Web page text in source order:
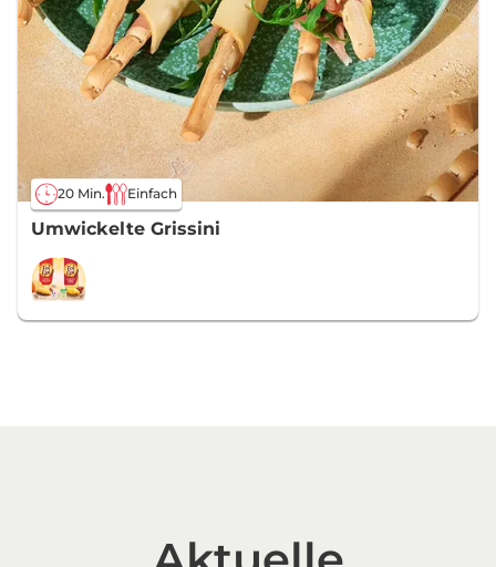
20 Min. Einfach
Umwickelte Grissini